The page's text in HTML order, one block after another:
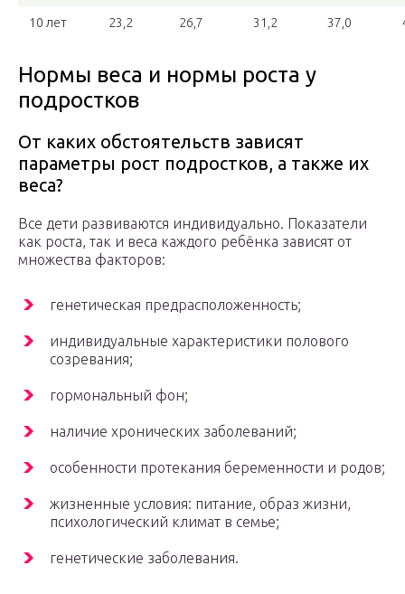
10 лет 23,2 26,7 31,2 37,0
​Нормы веса и нормы роста у
подростков
​От каких обстоятельств зависят
параметры рост подростков, а также их
веса?
Все дети развиваются индивидуально. Показатели
как роста, так и веса каждого ребёнка зависят от
множества факторов:
генетическая предрасположенность;
индивидуальные характеристики полового
созревания;
гормональный фон;
наличие хронических заболеваний;
особенности протекания беременности и родов;
жизненные условия: питание, образ жизни,
психологический климат в семье;
генетические заболевания.